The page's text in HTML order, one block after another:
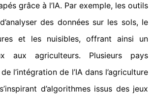
grâce à l’IA. Par exemple, les outils
des données sur les sols, le
et les nuisibles, offrant ainsi un
aux agriculteurs. Plusieurs pays
l’intégration de l’IA dans l’agriculture
d’algorithmes issus des jeux